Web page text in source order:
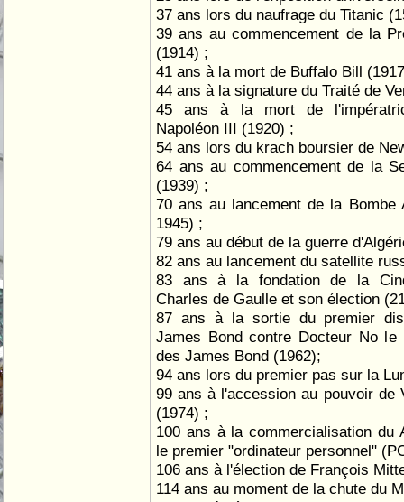
37 ans lors du naufrage du Titanic
39 ans au commencement de la
(1914) ;
41 ans à la mort de Buffalo Bill
44 ans à la signature du Traité de
45 ans à la mort de
Napoléon III (1920) ;
54 ans lors du krach boursier de
64 ans au commencement de la
(1939) ;
70 ans au lancement de la Bombe
1945) ;
79 ans au début de la guerre
82 ans au lancement du satellite
83 ans à la fondation de la
Charles de Gaulle et son élection
87 ans à la sortie du premier
James Bond contre Docteur No
des James Bond (1962);
94 ans lors du premier pas sur la
99 ans à l'accession au pouvoir de
(1974) ;
100 ans à la commercialisation du
le premier "ordinateur personnel"
106 ans à l'élection de François
114 ans au moment de la chute du